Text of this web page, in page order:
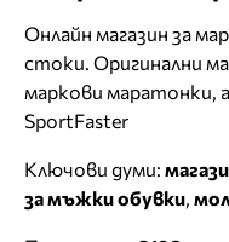
Онлайн магазин за
стоки. Оригинални
маркови маратонки,
SportFaster
Ключови думи:
за мъжки обувки